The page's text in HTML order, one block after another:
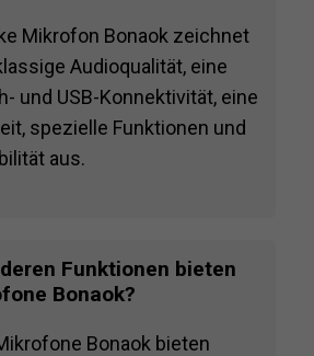
Mikrofon Bonaok zeichnet
Audioqualität, eine
und USB-Konnektivität, eine
spezielle Funktionen und
aus.
Funktionen bieten
Bonaok?
Bonaok bieten